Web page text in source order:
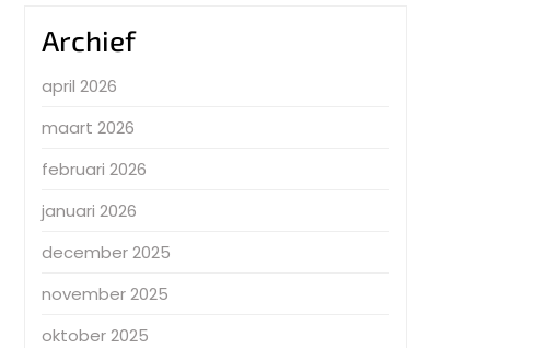
Archief
april 2026
maart 2026
februari 2026
januari 2026
december 2025
november 2025
oktober 2025